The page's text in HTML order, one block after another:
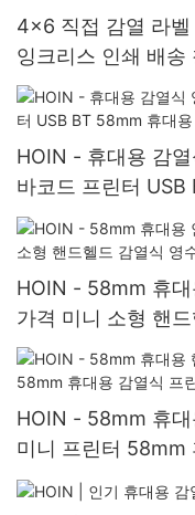
4x6 직접 감열 라벨
잉크리스 인쇄 배송
HOIN - 휴대용 감
바코드 프린터
터
HOIN - 58mm 휴대
가격 미니 소형 핸
프린터
HOIN - 58mm 휴
미니 프린터 58mm